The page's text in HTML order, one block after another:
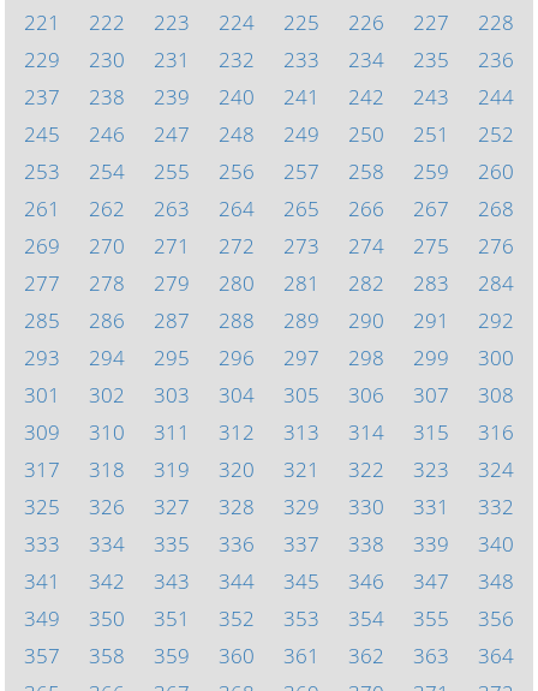
221
222 223 224 225 226 227
228
229
230 231 232 233 234 235
236
237
238 239 240 241 242 243
244
245
246 247 248 249 250 251
252
253
254 255 256 257 258 259
260
261
262 263 264 265 266 267
268
269
270 271 272 273 274 275
276
277
278 279 280 281 282 283
284
285
286 287 288 289 290 291
292
293
294 295 296 297 298 299
300
301
302 303 304 305 306 307
308
309
310 311 312 313 314 315
316
317
318 319 320 321 322 323
324
325
326 327 328 329 330 331
332
333
334 335 336 337 338 339
340
341
342 343 344 345 346 347
348
349
350 351 352 353 354 355
356
357
358 359 360 361 362 363
364